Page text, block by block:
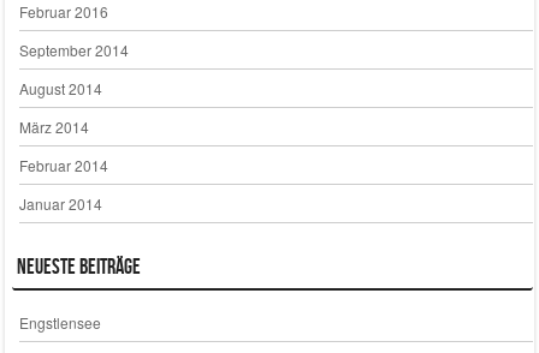
Februar 2016
September 2014
August 2014
März 2014
Februar 2014
Januar 2014
Neueste Beiträge
Engstlensee